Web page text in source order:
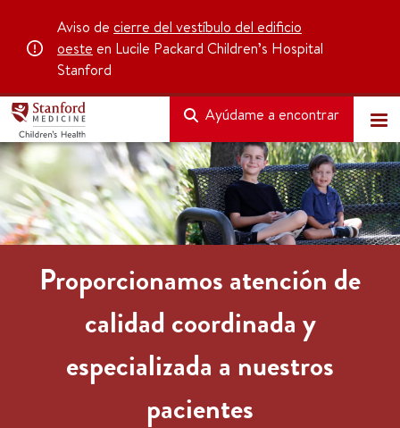
Aviso de cierre del vestíbulo del edificio
oeste en Lucile Packard Children’s Hospital
Stanford
Ayúdame a encontrar
Proporcionamos atención de
calidad coordinada y
especializada a nuestros
pacientes